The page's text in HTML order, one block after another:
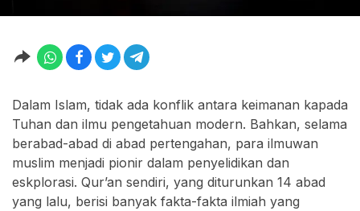
Dalam Islam, tidak ada konflik antara keimanan kapada
Tuhan dan ilmu pengetahuan modern. Bahkan, selama
berabad-abad di abad pertengahan, para ilmuwan
muslim menjadi pionir dalam penyelidikan dan
eskplorasi. Qur’an sendiri, yang diturunkan 14 abad
yang lalu, berisi banyak fakta-fakta ilmiah yang